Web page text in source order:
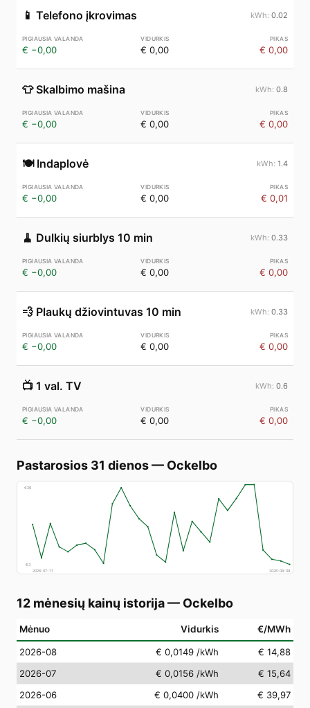
📱 Telefono įkrovimas 0.02
€ −0,00 € 0,00 € 0,00
👕 Skalbimo mašina 0.8
€ −0,00 € 0,00 € 0,00
🍽️ Indaplovė 1.4
€ −0,00 € 0,00 € 0,01
🧹 Dulkių siurblys 10 min 0.33
€ −0,00 € 0,00 € 0,00
💨 Plaukų džiovintuvas 10 min 0.33
€ −0,00 € 0,00 € 0,00
📺 1 val. TV 0.6
€ −0,00 € 0,00 € 0,00
Pastarosios 31 dienos— Ockelbo
€26
€3
2026-07-11
2026-08-09
12 mėnesių kainų istorija— Ockelbo
Mėnuo Vidurkis €/MWh
2026-08 € 0,0149 /kWh
€ 14,88
2026-07
€ 0,0156 /kWh
€ 15,64
2026-06
€ 0,0400 /kWh
€ 39,97